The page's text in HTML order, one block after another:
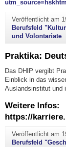
Veröffentlicht am
Berufsfeld
und Volontariate
Praktika:
Das DHIP vergibt
Einblick in das
Auslandsinstitut und
Weitere Infos:
https://
Veröffentlicht am
Berufsfeld